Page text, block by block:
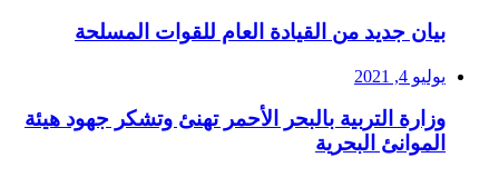
بيان جديد من القيادة العام للقوات المسلحة
يوليو 4, 2021
وزارة التربية بالبحر الأحمر تهنئ وتشكر جهود هيئة
الموانئ البحرية